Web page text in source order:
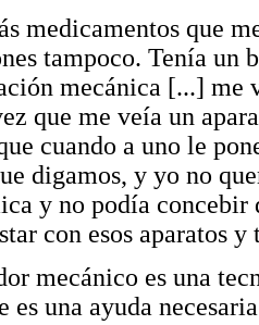
medicamentos que
tampoco. Tenía un
mecánica [...] me
que me veía un
cuando a uno le
digamos, y yo no
y no podía concebir
con esos aparatos
mecánico es una
es una ayuda